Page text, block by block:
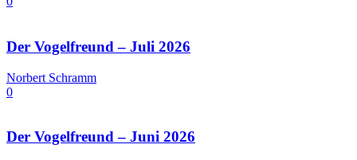
Der Vogelfreund – Juli 2026
Norbert Schramm
0
Der Vogelfreund – Juni 2026